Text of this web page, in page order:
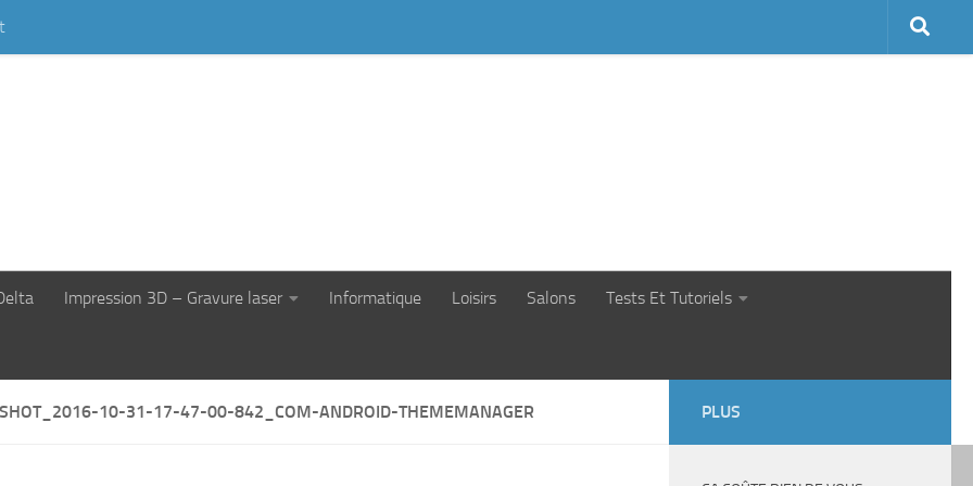
Impression 3D – Gravure laser Informatique Loisirs Salons Tests Et Tutoriels
10-31-17-47-00-842_COM-ANDROID-THEMEMANAGER PLUS